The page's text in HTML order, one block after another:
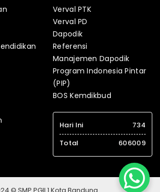
Verval PTK
Verval PD
Dapodik
Referensi
Manajemen Dapodik
Program Indonesia Pintar
(PIP)
BOS Kemdikbud
Hari Ini
734
Total
606009